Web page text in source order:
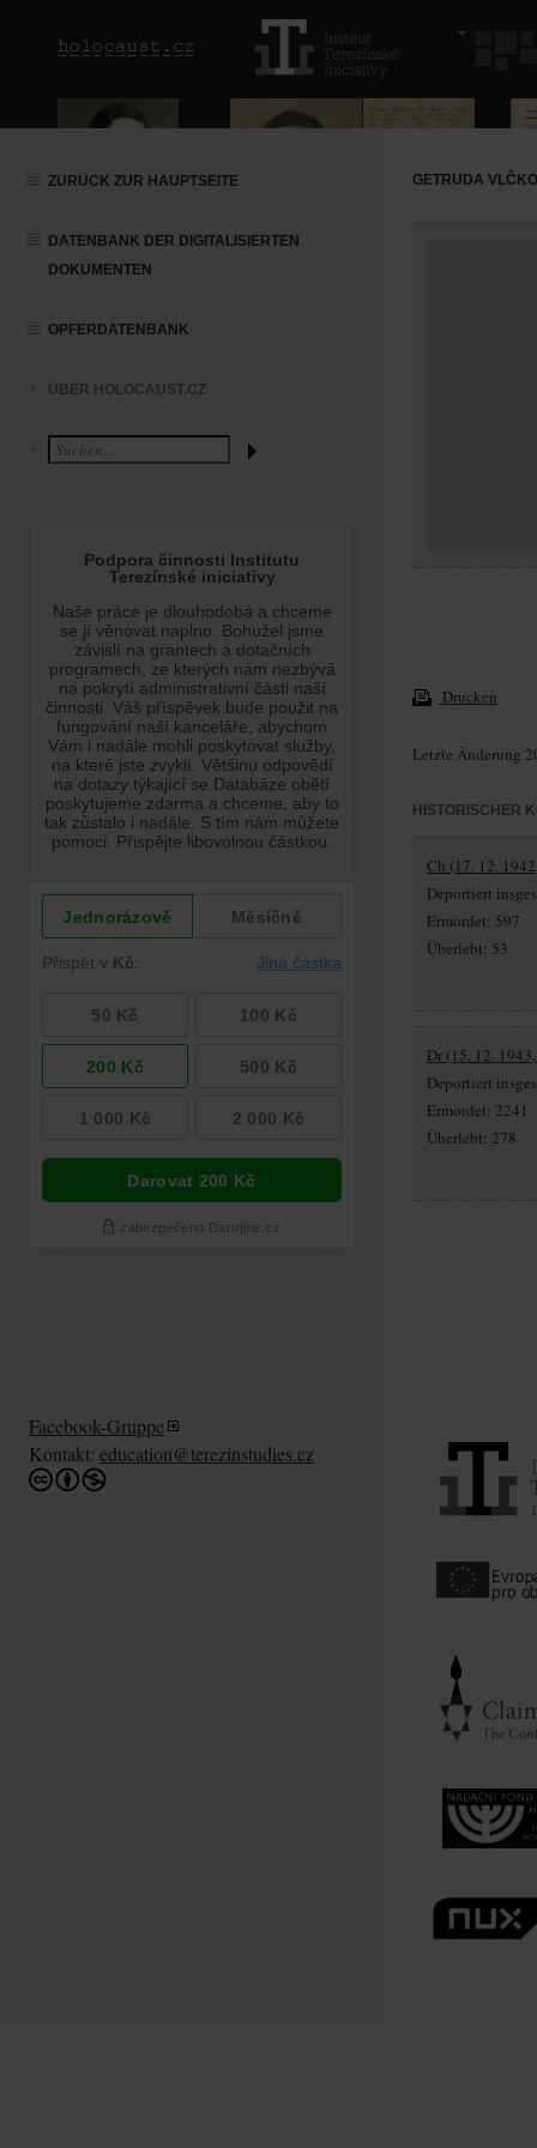
ZURÜCK ZUR HAUPTSEITE
DATENBANK DER DIGITALISIERTEN
DOKUMENTEN
OPFERDATENBANK
ÜBER HOLOCAUST.CZ
GETRUDA
Drucken
Letzte Änderung
HISTORISCHER
Ch (17. 12.
Deportiert
Ermordet: 597
Überlebt: 53
Dr (15. 12.
Deportiert
Ermordet: 2241
Überlebt: 278
Facebook-Gruppe
Kontakt: education@terezinstudies.cz